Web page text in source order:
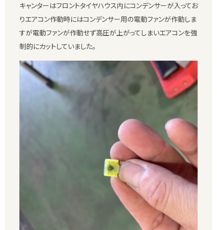
キャンターはフロントタイヤハウス内にコンデンサーが入ってお
りエアコン作動時にはコンデンサー用の電動ファンが作動しま
すが電動ファンが作動せず高圧が上がってしまいエアコンを強
制的にカットしていました。